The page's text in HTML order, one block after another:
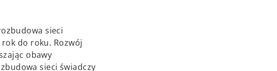
sieci
do roku. Rozwój
obawy
sieci świadczy